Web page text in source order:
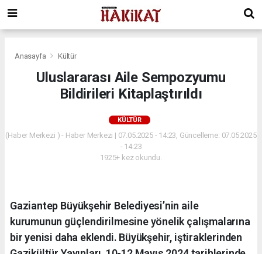
Anasayfa Kültür
Uluslararası Aile Sempozyumu
Bildirileri Kitaplaştırıldı
KÜLTÜR
(Haber Merkezi ) - Haber Merkezi | 07.05.2025 - 14:23, Güncelleme: 07.05.2025
- 14:23
1925+ kez okundu.
Gaziantep Büyükşehir Belediyesi’nin aile
kurumunun güçlendirilmesine yönelik çalışmalarına
bir yenisi daha eklendi. Büyükşehir, iştiraklerinden